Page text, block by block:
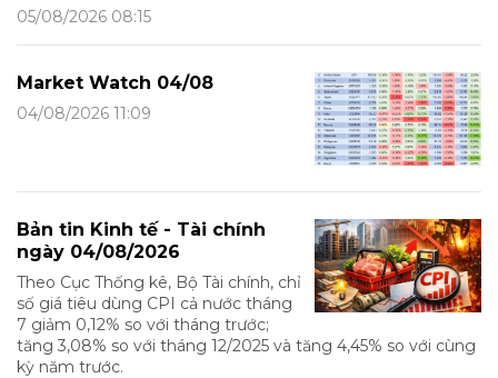
05/08/2026 08:15
Market Watch 04/08
04/08/2026 11:09
Bản tin Kinh tế - Tài chính
ngày 04/08/2026
Theo Cục Thống kê, Bộ Tài chính, chỉ
số giá tiêu dùng CPI cả nước tháng
7 giảm 0,12% so với tháng trước;
tăng 3,08% so với tháng 12/2025 và tăng 4,45% so với cùng
kỳ năm trước.